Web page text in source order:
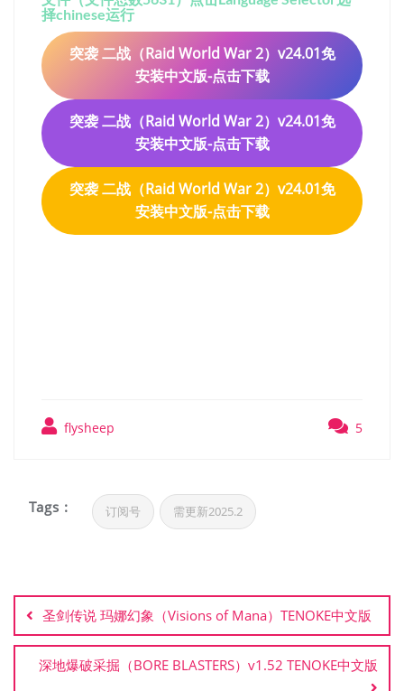
择chinese运行
突袭 二战（Raid World War 2）v24.01免
安装中文版-点击下载
突袭 二战（Raid World War 2）v24.01免
安装中文版-点击下载
突袭 二战（Raid World War 2）v24.01免
安装中文版-点击下载
flysheep 5
Tags : 订阅号 需更新2025.2
章
导
航
圣剑传说 玛娜幻象（Visions of Mana）TENOKE中文版
深地爆破采掘（BORE BLASTERS）v1.52 TENOKE中文版